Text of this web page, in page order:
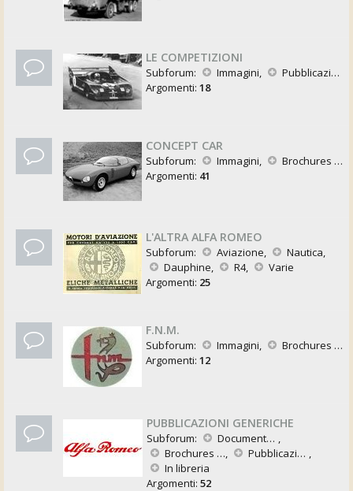
LE COMPETIZIONI
Subforum: Immagini,
Pubblicazioni
Argomenti: 18
CONCEPT CAR
Subforum: Immagini,
Brochures e Pubblicazioni
Argomenti: 41
L'ALTRA ALFA ROMEO
Subforum: Aviazione, Nautica,
Dauphine, R4,
Varie
Argomenti: 25
F.N.M.
Subforum: Immagini,
Brochures e Pubblicazioni
Argomenti: 12
PUBBLICAZIONI GENERICHE
Subforum: Documentazione tecnica
,
Brochures e Pubblicità
, Pubblicazioni varie
,
In libreria
Argomenti: 52